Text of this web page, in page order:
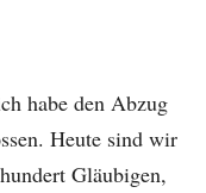
habe den Abzug
Heute sind wir
Gläubigen,